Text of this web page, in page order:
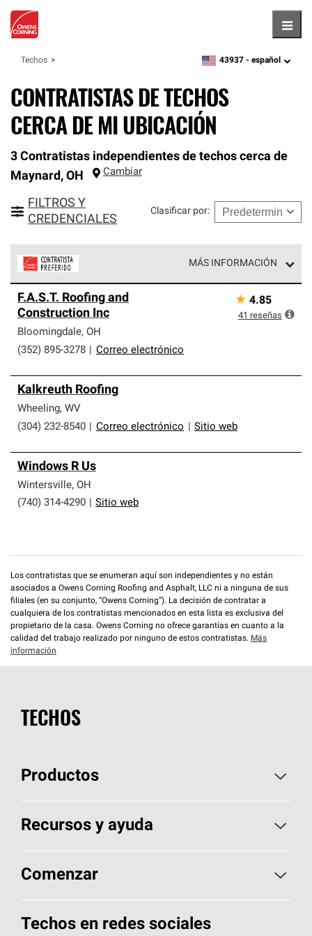
Techos zipcode,language
43937 - español
CONTRATISTAS DE TECHOS
CERCA DE MI UBICACIÓN
3 Contratistas independientes de techos cerca de
Maynard, OH Cambiar
FILTROS Y
CREDENCIALES
Clasificar por:
MÁS INFORMACIÓN
parte de una red exclusiva de profesionales de techos
que cumplen con altos estándares y requisitos estrictos
de profesionalismo y confiabilidad.
F.A.S.T. Roofing and
Construction Inc
Bloomingdale, OH
(352) 895-3278
Correo electrónico
★ 4.85
41 reseñas
Kalkreuth Roofing
Wheeling, WV
(304) 232-8540
Correo electrónico Sitio web
Windows R Us
Wintersville, OH
(740) 314-4290
Sitio web
Los contratistas que se enumeran aquí son independientes y no están
asociados a Owens Corning Roofing and Asphalt, LLC ni a ninguna de sus
filiales (en su conjunto, “Owens Corning”). La decisión de contratar a
cualquiera de los contratistas mencionados en esta lista es exclusiva del
propietario de la casa. Owens Corning no ofrece garantías en cuanto a la
calidad del trabajo realizado por ninguno de estos contratistas. Más
información
TECHOS
Productos
Elija sus tejas
Encuentre un contratista
Componentes para techos
Recursos y ayuda
Aspectos básicos sobre techos
Herramientas de diseño y color
Comenzar
Llame al 1-800-GET-PINK®
Techos en redes sociales